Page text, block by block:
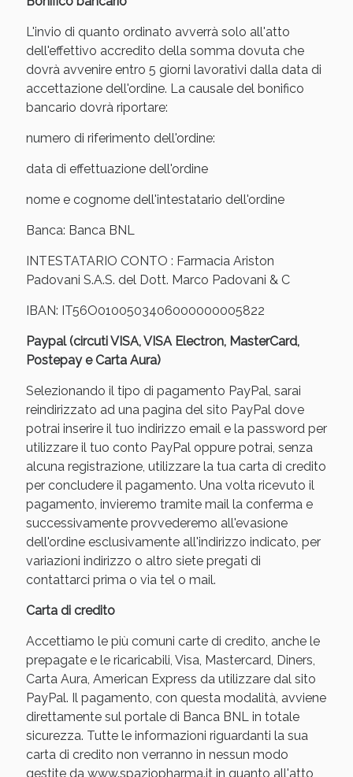
L'invio di quanto ordinato avverrà solo all'atto
dell'effettivo accredito della somma dovuta che
dovrà avvenire entro 5 giorni lavorativi dalla data di
accettazione dell'ordine. La causale del bonifico
bancario dovrà riportare:
numero di riferimento dell'ordine:
data di effettuazione dell'ordine
nome e cognome dell'intestatario dell'ordine
Banca: Banca BNL
INTESTATARIO CONTO : Farmacia Ariston
Padovani S.A.S. del Dott. Marco Padovani & C
IBAN: IT56O0100503406000000005822
Paypal (circuti VISA, VISA Electron, MasterCard,
Postepay e Carta Aura)
Selezionando il tipo di pagamento PayPal, sarai
reindirizzato ad una pagina del sito PayPal dove
potrai inserire il tuo indirizzo email e la password per
utilizzare il tuo conto PayPal oppure potrai, senza
alcuna registrazione, utilizzare la tua carta di credito
per concludere il pagamento. Una volta ricevuto il
pagamento, invieremo tramite mail la conferma e
successivamente provvederemo all'evasione
dell'ordine esclusivamente all'indirizzo indicato, per
variazioni indirizzo o altro siete pregati di
contattarci prima o via tel o mail.
Carta di credito
Accettiamo le più comuni carte di credito, anche le
prepagate e le ricaricabili, Visa, Mastercard, Diners,
Carta Aura, American Express da utilizzare dal sito
PayPal. Il pagamento, con questa modalità, avviene
direttamente sul portale di Banca BNL in totale
sicurezza. Tutte le informazioni riguardanti la sua
carta di credito non verranno in nessun modo
gestite da www.spaziopharma.it in quanto all'atto
Benessere Intestinale: Sconto fino al 55% valido
oggi!
Scopri le offerte di Oggi